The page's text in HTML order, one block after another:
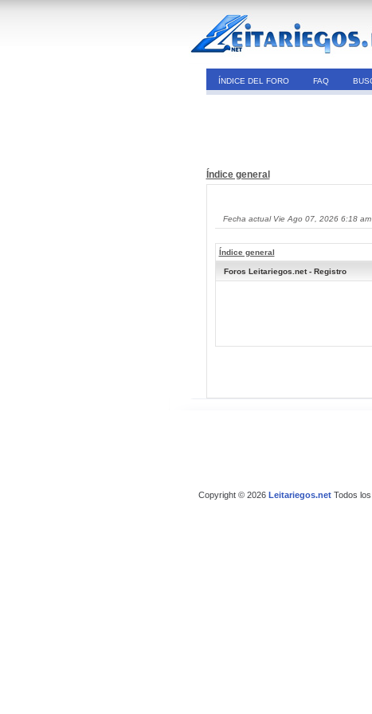
ÍNDICE DEL FORO FAQ
Índice general
Fecha actual Vie Ago 07, 2026 6:18 am
Índice general
Foros Leitariegos.net - Registro
Copyright © 2026 Leitariegos.netTodos los